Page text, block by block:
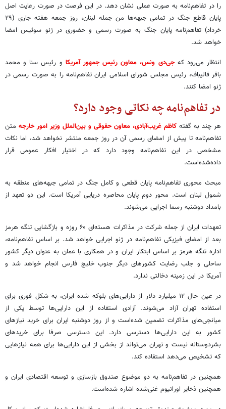
را در تفاهم‌نامه به صورت عملی نشان دهد. در این فرصت در صورت رعایت اصل
پایان قاطع جنگ در تمامی جبهه‌ها من جمله لبنان، روز جمعه هفته جاری (۲۹
خرداد) تفاهم‌نامه پایان جنگ به صورت رسمی و حضوری در ژنو سوئیس امضا
خواهد شد.
انتظار می‌رود کهجی‌دی ونس، معاون رئیس جمهور آمریکا و رئیس سنا و محمد
باقر قالیباف، رئیس مجلس شورای اسلامی ایران تفاهم‌نامه را به صورت رسمی در
ژنو امضا کنند.
در تفاهم‌نامه چه نکاتی وجود دارد؟
هر چند به گفته کاظم غریب‌آبادی، معاون حقوقی و بین‌الملل وزیر امور خارجه متن
تفاهم‌نامه تا پیش از امضای رسمی آن در روز جمعه منتشر نخواهد شد، اما نکات
مشخصی در این تفاهم‌نامه وجود دارد که در اختیار افکار عمومی قرار
داده‌شده‌است.
مبحث محوری تفاهم‌نامه پایان قطعی و کامل جنگ در تمامی جبهه‌های منطقه به
شمول لبنان است. محور دوم پایان محاصره دریایی آمریکا است. این دو تعهد از
بامداد دوشنبه رسما اجرایی می‌شوند.
تعهدات ایران از جمله شرکت در مذاکرات هسته‌ای ۶۰ روزه و بازگشایی تنگه هرمز
بعد از امضای فیزیکی تفاهم‌نامه در ژنو اجرایی خواهد شد. بر اساس تفاهم‌نامه،
اداره تنگه هرمز بر اساس ابتکار ایران و در همکاری با عمان به عنوان دیگر کشور
ساحلی و جلب رضایت کشورهای دیگر جنوب خلیج فارس انجام خواهد شد و
آمریکا در این زمینه دخالتی ندارد.
در عین حال ۱۲ میلیارد دلار از دارایی‌های بلوکه شده ایران، به شکل فوری برای
استفاده تهران آزاد می‌شوند. آزادی استفاده از این دارایی‌ها توسط یکی از
میانجی‌های مذاکرات تضمین شده‌است و از روز دوشنبه ایران برای خرید نیازهای
کشور به این دارایی‌ها دسترسی دارد. این دسترسی صرفا برای خریدهای
بشردوستانه نیست و تهران می‌تواند از بخشی از این دارایی‌ها برای همه نیازهایی
که تشخیص می‌دهد استفاده کند.
همچنین در تفاهم‌نامه به دو موضوع صندوق بازسازی و توسعه اقتصادی ایران و
همچنین ذخایر اورانیوم غنی‌شده اشاره شده‌است.